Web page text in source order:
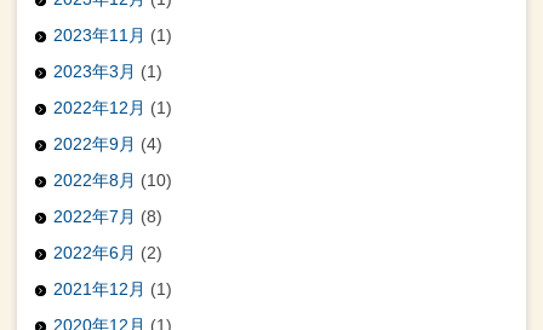
2023年11月 (1)
2023年3月 (1)
2022年12月 (1)
2022年9月 (4)
2022年8月 (10)
2022年7月 (8)
2022年6月 (2)
2021年12月 (1)
2020年12月 (1)